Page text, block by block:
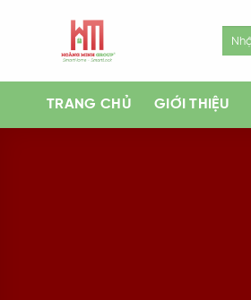
TRANG CHỦ GIỚI THIỆU